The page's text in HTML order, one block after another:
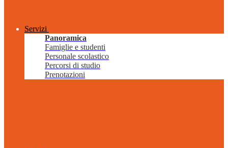
Servizi
Panoramica
Famiglie e studenti
Personale scolastico
Percorsi di studio
Prenotazioni